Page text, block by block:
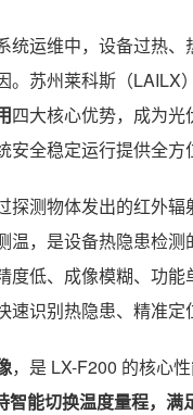
统运维中，设备过热
。苏州莱科斯（LAILX
四大核心优势，成为光
全稳定运行提供全方
探测物体发出的红外
温，是设备热隐患检
度低、成像模糊、功
速识别热隐患、精准定
，是 LX-F200 的核心
智能切换温度量程，